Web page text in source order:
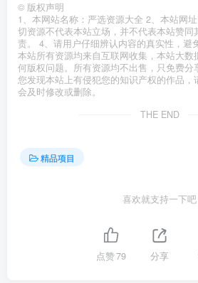
© 版权声明
1、本网站名称：严选资源大全 2、本站网
切资源不代表本站立场，并不代表本站赞同
责。 4、请用户仔细辨认内容的真实性，避
本站所有资源均来自互联网收集，本站大
何版权问题。所有资源均不出售，只免费分
您发现本站上有侵犯您的知识产权的作品，
会及时修改或删除。
THE END
精品项目
喜欢就支持一下吧
点赞79 分享